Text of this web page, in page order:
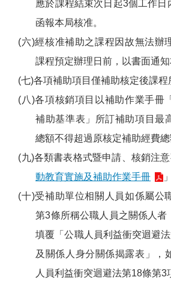
應於課程結束次日起3個工作日
函報本局核准。
(六)經核准補助之課程因故無法辦
課程預定辦理日前，以書面通知
(七)各項補助項目僅補助核定後課程
(八)各項核銷項目以補助作業手冊
補助基準表」所訂補助項目最
總額不得超過原核定補助經費總
(九)各類書表格式暨申請、核銷注意
動教育實施及補助作業手冊
(十)受補助單位相關人員如係屬公
第3條所稱公職人員之關係人者
填覆「公職人員利益衝突迴避
及關係人身分關係揭露表」，
人員利益衝突迴避法第18條第3